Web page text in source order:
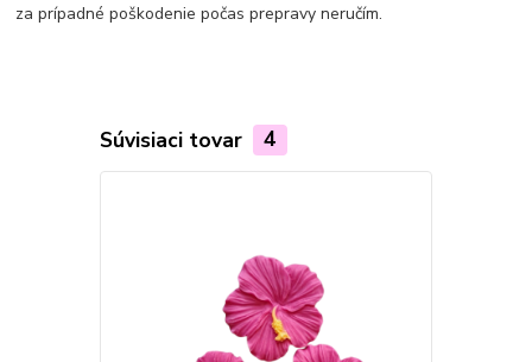
za prípadné poškodenie počas prepravy neručím.
Súvisiaci tovar 4